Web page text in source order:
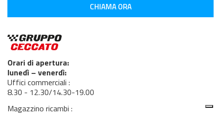
CHIAMA ORA
Orari di apertura:
lunedì – venerdì:
Uffici commerciali :
8.30 - 12.30/14.30-19.00
Magazzino ricambi :